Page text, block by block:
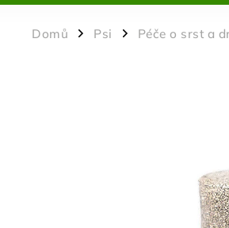
Domů / Psi / Péče o srst a